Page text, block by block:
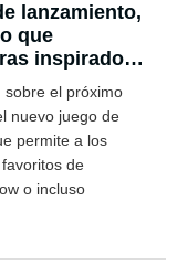
lanzamiento,
que
inspirado
sobre el próximo
nuevo juego de
permite a los
de
o incluso